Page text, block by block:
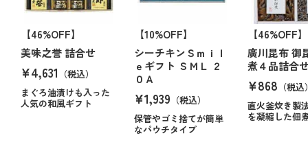
【46%OFF】
美味之誉 詰合せ
¥4,631 （税込）
まぐろ油漬けも入った
人気の和風ギフト
【10%OFF】
シーチキンＳｍｉｌ
ｅギフト ＳＭＬ ２
０Ａ
¥1,939 （税込）
保管やゴミ捨てが簡単
なパウチタイプ
【46%OFF】
廣川昆布 御
煮４品詰合
¥868 （税
直火釜炊き製
を凝縮した佃